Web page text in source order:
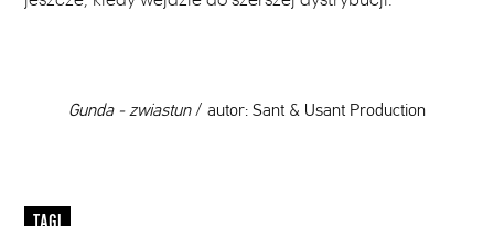
Gunda - zwiastun/ autor: Sant & Usant Production